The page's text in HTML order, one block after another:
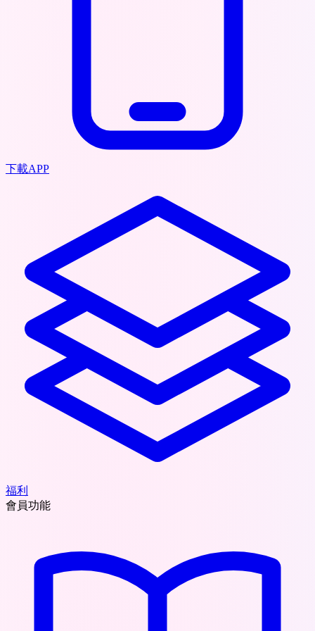
下載APP
福利
會員功能